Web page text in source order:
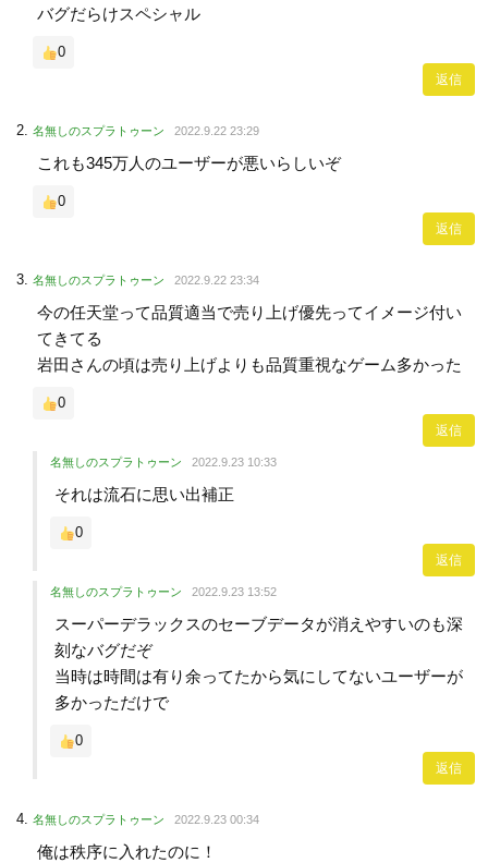
バグだらけスペシャル
0
返信
名無しのスプラトゥーン 2022.9.22 23:29
これも345万人のユーザーが悪いらしいぞ
0
返信
名無しのスプラトゥーン 2022.9.22 23:34
今の任天堂って品質適当で売り上げ優先ってイメージ付い
てきてる
岩田さんの頃は売り上げよりも品質重視なゲーム多かった
0
返信
名無しのスプラトゥーン 2022.9.23 10:33
それは流石に思い出補正
0
返信
名無しのスプラトゥーン 2022.9.23 13:52
スーパーデラックスのセーブデータが消えやすいのも深
刻なバグだぞ
当時は時間は有り余ってたから気にしてないユーザーが
多かっただけで
0
返信
名無しのスプラトゥーン 2022.9.23 00:34
俺は秩序に入れたのに！